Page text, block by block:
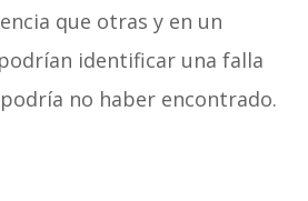
que otras y en un
identificar una falla
no haber encontrado.